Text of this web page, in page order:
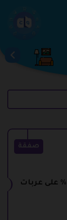
صفقة
كود خصم متجر لطافة تخفيضات 20% على عربات